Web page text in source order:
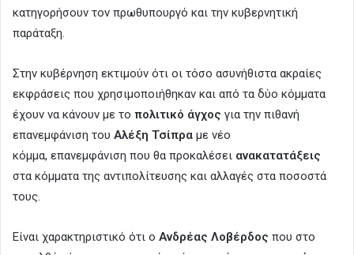
κατηγορήσουν τον πρωθυπουργό και την κυβερνητική
παράταξη.
Στην κυβέρνηση εκτιμούν ότι οι τόσο ασυνήθιστα ακραίες
εκφράσεις που χρησιμοποιήθηκαν και από τα δύο κόμματα
έχουν να κάνουν με το πολιτικό άγχος για την πιθανή
επανεμφάνιση του Αλέξη Τσίπρα με νέο
κόμμα, επανεμφάνιση που θα προκαλέσει ανακατατάξεις
στα κόμματα της αντιπολίτευσης και αλλαγές στα ποσοστά
τους.
Είναι χαρακτηριστικό ότι ο Ανδρέας Λοβέρδος που στο